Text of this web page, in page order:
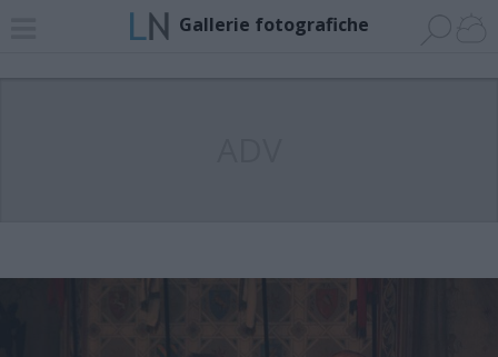
Gallerie fotografiche